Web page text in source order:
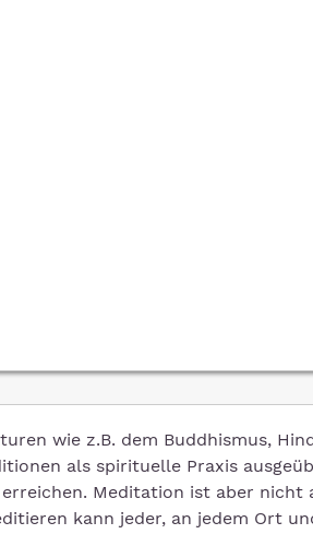
wie z.B. dem Buddhismus,
als spirituelle Praxis
Meditation ist aber nicht
kann jeder, an jedem Ort